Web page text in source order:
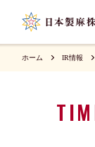
ホーム IR情報